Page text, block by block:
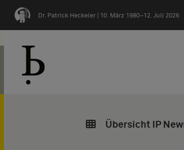
Dr. Patrick Heckeler | 10. März 1980–12. Juli 2026
Übersicht IP